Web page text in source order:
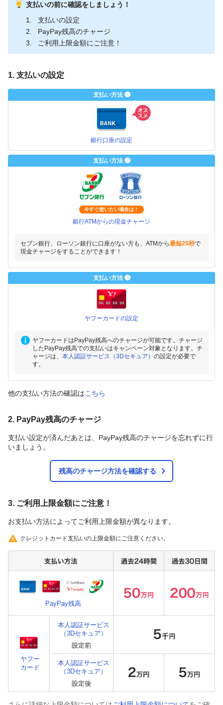
支払いの前に確認をしましょう！
支払いの設定
PayPay残高のチャージ
ご利用上限金額にご注意！
1. 支払いの設定
支払い方法 ❶
銀行口座の設定
支払い方法 ❷
今すぐ使いたい場合は！
銀行ATMからの現金チャージ
セブン銀行、ローソン銀行に口座がない方も、ATMから最短25秒で
現金チャージをすることができます！
支払い方法 ❸
ヤフーカードの設定
ヤフーカードはPayPay残高へのチャージが可能です。チャージ
したPayPay残高での支払いはキャンペーン対象となります。チ
ャージは、 本人認証サービス（3Dセキュア） の設定が必要で
す。
他の支払い方法の確認はこちら
2. PayPay残高のチャージ
支払い設定が済んだあとは、PayPay残高のチャージを忘れずに行
いましょう。
残高のチャージ方法を確認する
3. ご利用上限金額にご注意！
お支払い方法によってご利用上限金額が異なります。
クレジットカード支払いの上限金額にご注意ください。
PayPay残高
ヤフー
カード
本人認証サービス
（3Dセキュア）
本人認証サービス
（3Dセキュア）